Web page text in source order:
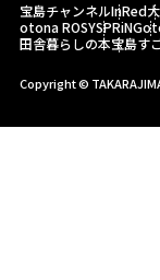
宝島チャンネルInRed
otona ROSYSPRiNG
田舎暮らしの本宝島す
Copyright ©